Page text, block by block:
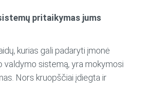
pritaikymas jums
kurias gali padaryti įmonė
valdymo sistemą, yra mokymosi
Nors kruopščiai įdiegta ir